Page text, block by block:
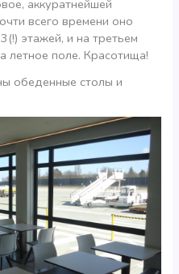
аккуратнейшей
всего времени оно
этажей, и на третьем
летное поле. Красотища!
обеденные столы и